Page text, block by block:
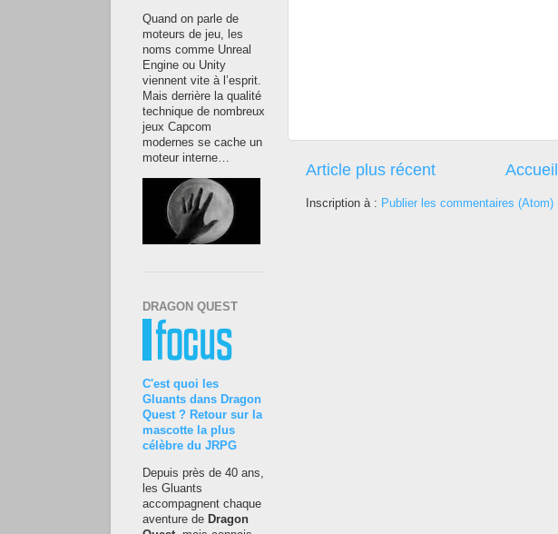
Article plus récent Accueil
Inscription à : Publier les commentaires (Atom)
Quand on parle de
moteurs de jeu, les
noms comme Unreal
Engine ou Unity
viennent vite à l’esprit.
Mais derrière la qualité
technique de nombreux
jeux Capcom
modernes se cache un
moteur interne…
DRAGON QUEST
C'est quoi les
Gluants dans Dragon
Quest ? Retour sur la
mascotte la plus
célèbre du JRPG
Depuis près de 40 ans,
les Gluants
accompagnent chaque
aventure de Dragon